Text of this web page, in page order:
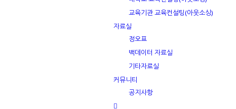
교육기관 교육컨설팅(아웃소싱)
자료실
정오표
백데이터 자료실
기타자료실
커뮤니티
공지사항